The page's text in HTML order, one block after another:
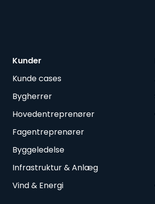
Kunder
Kunde cases
Bygherrer
Hovedentreprenører
Fagentreprenører
Byggeledelse
Infrastruktur & Anlæg
Vind & Energi